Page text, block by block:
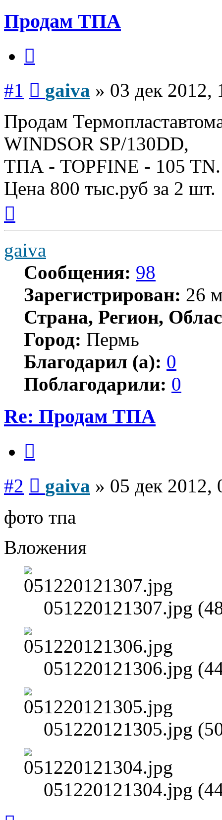
Продам ТПА
#1 gaiva » 03 дек 2012,
Продам
WINDSOR SP/130DD,
ТПА - TOPFINE - 105 TN.
Цена 800 тыс.руб за 2 шт.
началу
gaiva
Сообщения: 98
Зарегистрирован: 26
Страна, Регион,
Город: Пермь
Благодарил (а): 0
Поблагодарили: 0
Re: Продам ТПА
#2 gaiva » 05 дек 2012,
фото тпа
Вложения
051220121307.jpg
051220121306.jpg
051220121305.jpg
051220121304.jpg